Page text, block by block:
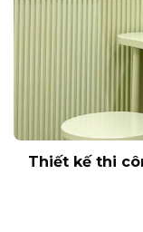
Thiết kế thi